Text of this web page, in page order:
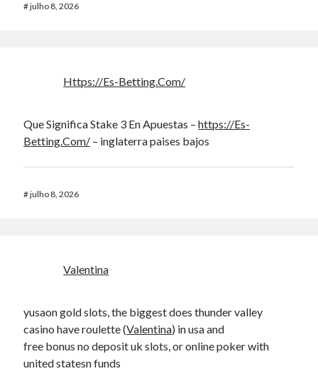
#julho 8, 2026
Https://Es-Betting.Com/
Que Significa Stake 3 En Apuestas –https://Es-
Betting.Com/ – inglaterra paises bajos
#julho 8, 2026
Valentina
yusaon gold slots, the biggest does thunder valley
casino have roulette (Valentina) in usa and
free bonus no deposit uk slots, or online poker with
united statesn funds